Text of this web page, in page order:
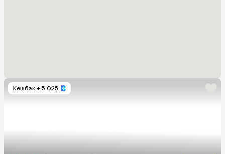
Кешбэк + 5 025